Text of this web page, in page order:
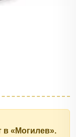
в «Могилев».